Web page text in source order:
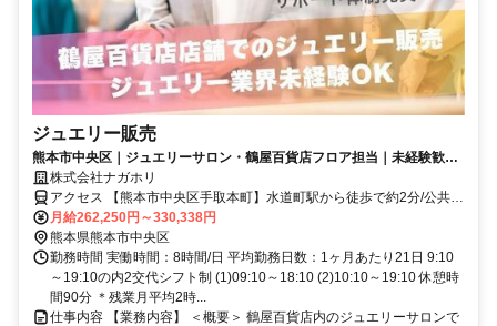
ジュエリー販売
熊本市中央区｜ジュエリーサロン・鶴屋百貨店フロア担当｜未経験歓迎
｜東証スタンダード上場｜正社員
株式会社ナガホリ
アクセス 【熊本市中央区手取本町】水道町駅から徒歩で約2分/公共交
通機関の利用が便利です
月給262,250円～330,338円
熊本県熊本市中央区
勤務時間 実働時間：8時間/日 平均勤務日数：1ヶ月あたり21日 9:10
～19:10の内2交代シフト制 (1)09:10～18:10 (2)10:10～19:10 休憩時
間90分 ＊残業月平均2時...
仕事内容 【業務内容】 ＜概要＞ 鶴屋百貨店内のジュエリーサロンで